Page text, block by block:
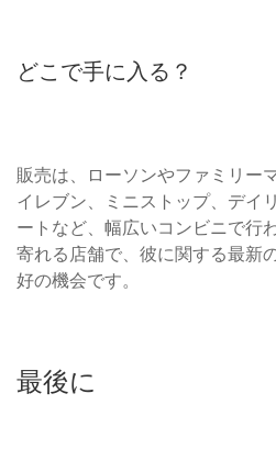
どこで手に入る？
販売は、ローソンやファミリー
イレブン、ミニストップ、デイ
ートなど、幅広いコンビニで行
寄れる店舗で、彼に関する最新
好の機会です。
最後に